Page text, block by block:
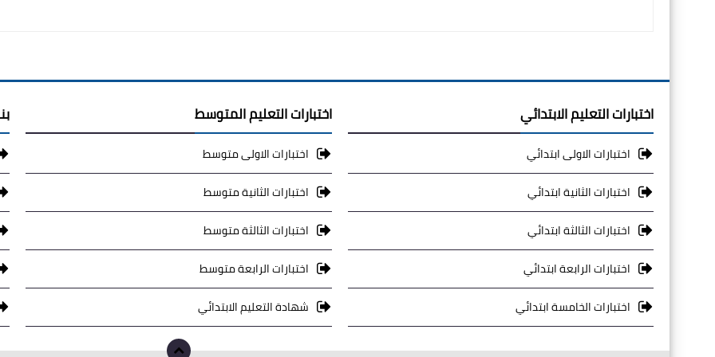
اختبارات التعليم الابتدائي
اختبارات الاولى ابتدائي
اختبارات الثانية ابتدائي
اختبارات الثالثة ابتدائي
اختبارات الرابعة ابتدائي
اختبارات الخامسة ابتدائي
اختبارات التعليم المتوسط
اختبارات الاولى متوسط
اختبارات الثانية متوسط
اختبارات الثالثة متوسط
اختبارات الرابعة متوسط
شهادة التعليم الابتدائي